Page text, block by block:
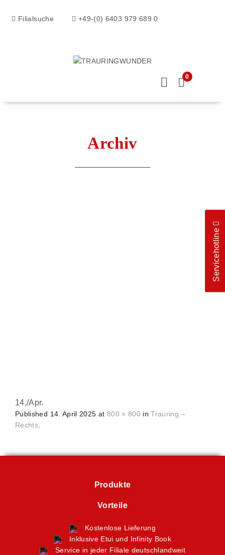
Filialsuche +49-(0) 6403 979 689 0
0
Archiv
14,/Apr.
Published 14. April 2025 at 800 × 800 inTrauring –
Rechts.
Produkte
Vorteile
Kostenlose Lieferung
Inklusive Etui und Infinity Book
Service in jeder Filiale deutschlandweit
Servicehotline